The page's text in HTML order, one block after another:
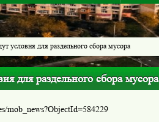
условия для раздельного сбора мусора
для раздельного сбора мусора
mob_news?ObjectId=584229